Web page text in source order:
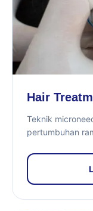
Hair
Teknik
pertumbuhan